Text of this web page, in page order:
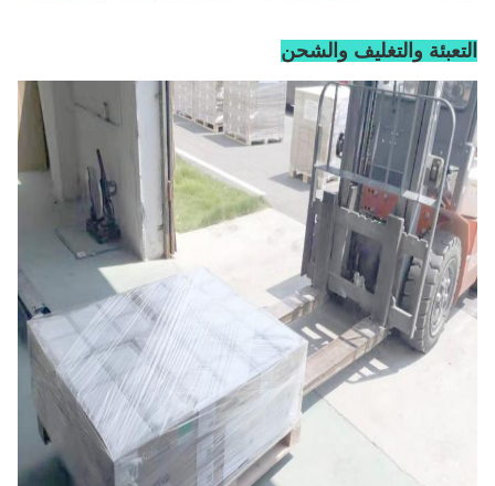
التعبئة والتغليف والشحن